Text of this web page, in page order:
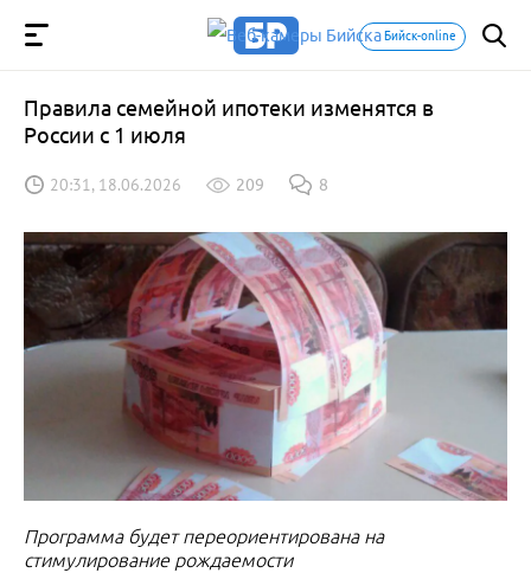
Бийск-online
Правила семейной ипотеки изменятся в
России с 1 июля
20:31, 18.06.2026 209 8
Программа будет переориентирована на
стимулирование рождаемости